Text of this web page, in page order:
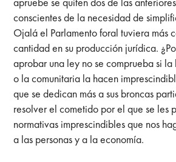
conscientes de la necesidad de
Ojalá el Parlamento foral tuviera más
cantidad en su producción jurídica.
aprobar una ley no se comprueba si
o la comunitaria la hacen
que se dedican más a sus broncas
resolver el cometido por el que se les
normativas imprescindibles que nos
a las personas y a la economía.